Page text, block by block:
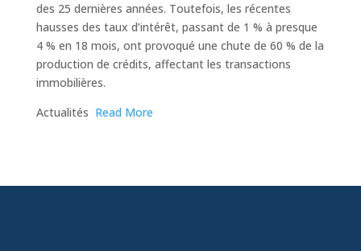
des 25 dernières années. Toutefois, les récentes
hausses des taux d’intérêt, passant de 1 % à presque
4 % en 18 mois, ont provoqué une chute de 60 % de la
production de crédits, affectant les transactions
immobilières.
​Actualités Read More